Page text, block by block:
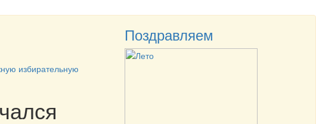
избирательную
Поздравляем